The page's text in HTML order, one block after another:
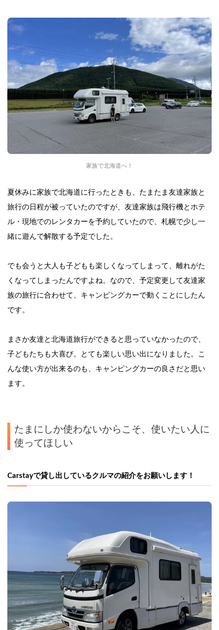
家族で北海道へ！
夏休みに家族で北海道に行ったときも、たまたま友達家族と
旅行の日程が被っていたのですが、友達家族は飛行機とホテ
ル・現地でのレンタカーを予約していたので、札幌で少し一
緒に遊んで解散する予定でした。
でも会うと大人も子どもも楽しくなってしまって、離れがた
くなってしまったんですよね。なので、予定変更して友達家
族の旅行に合わせて、キャンピングカーで動くことにしたん
です。
まさか友達と北海道旅行ができると思っていなかったので、
子どもたちも大喜び。とても楽しい思い出になりました。こ
んな使い方が出来るのも、キャンピングカーの良さだと思い
ます。
たまにしか使わないからこそ、使いたい人に
使ってほしい
Carstayで貸し出しているクルマの紹介をお願いします！